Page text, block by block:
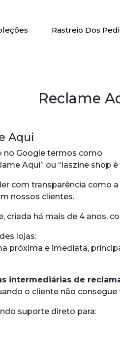
Rastreio Dos
Reclame
Aqui
no Google termos como
Aqui” ou “laszine shop é
com transparência como
nossos clientes.
criada há mais de 4 anos,
lojas:
próxima e imediata,
intermediárias de
o cliente não
suporte direto para: